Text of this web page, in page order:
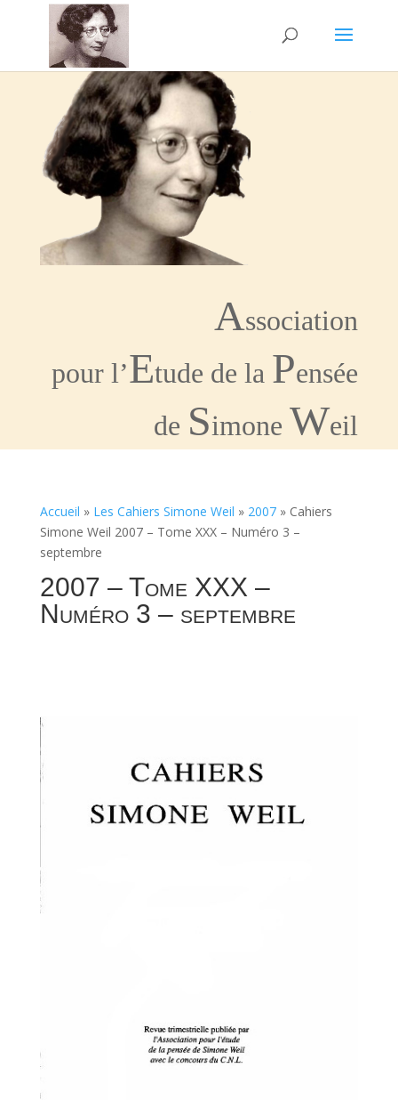
Association
pour l’Etude de la Pensée
de Simone Weil
Accueil » Les Cahiers Simone Weil » 2007» Cahiers
Simone Weil 2007 – Tome XXX – Numéro 3 –
septembre
2007 – Tome XXX –
Numéro 3 – septembre